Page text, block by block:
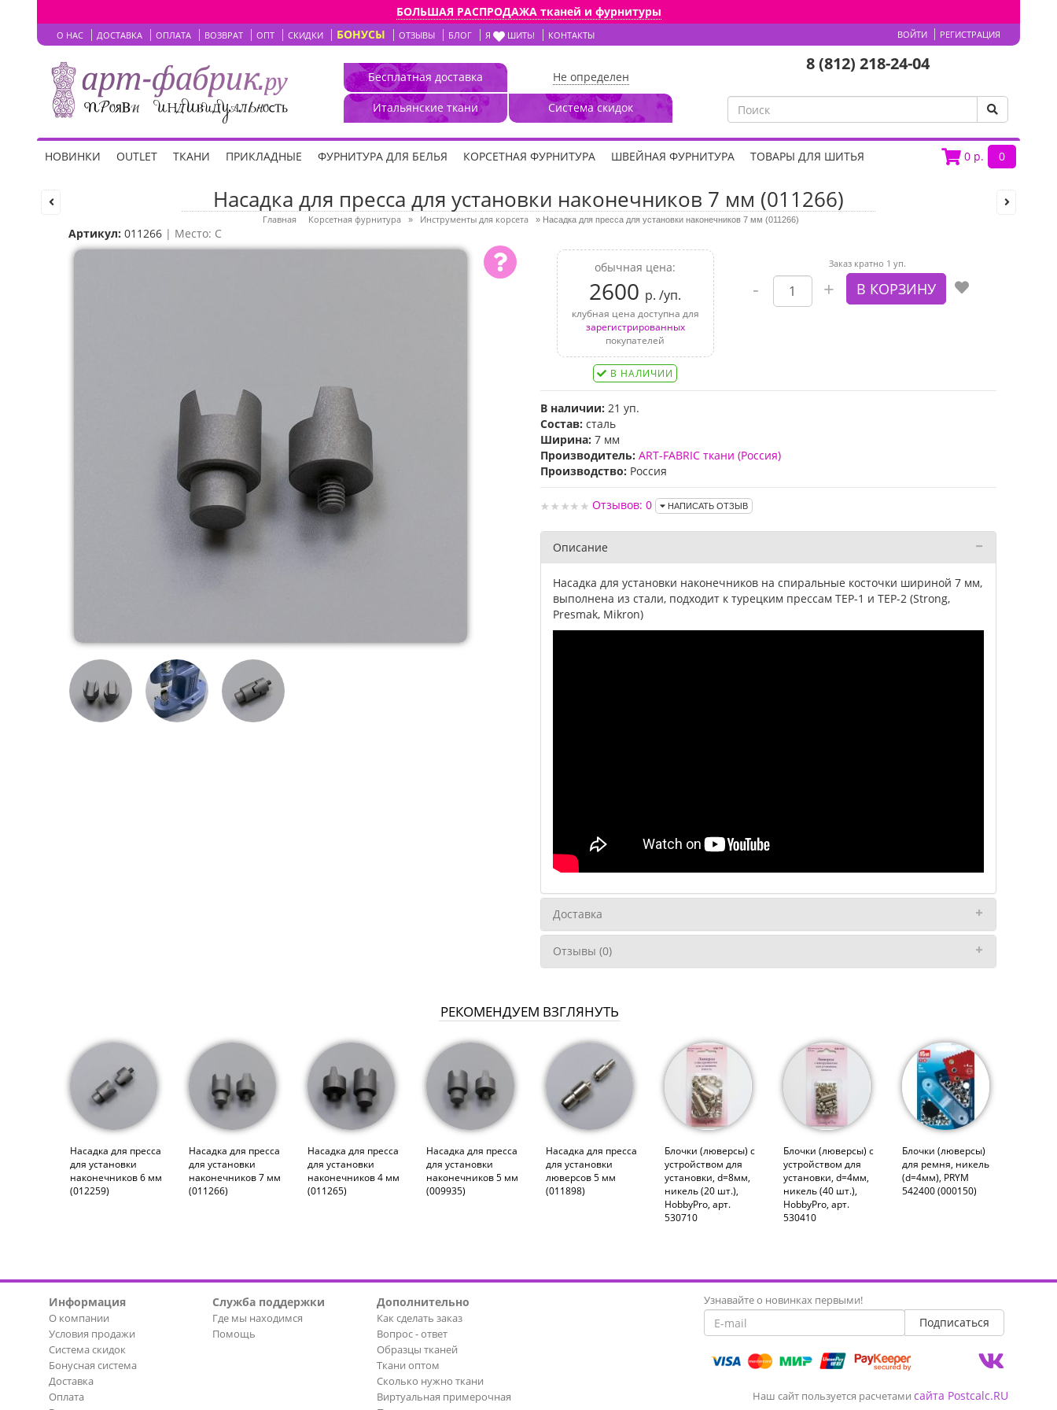
БОЛЬШАЯ РАСПРОДАЖА тканей и фурнитуры
О НАС ДОСТАВКА ОПЛАТА ВОЗВРАТ ОПТ СКИДКИ БОНУСЫ ОТЗЫВЫ БЛОГ Я ШИТЬ! КОНТАКТЫ ВОЙТИ РЕГИСТРАЦИЯ
Бесплатная доставка
Итальянские ткани
Не определен
Система скидок
8 (812) 218-24-04
0 р. 0
НОВИНКИ OUTLET ТКАНИ ПРИКЛАДНЫЕ ФУРНИТУРА ДЛЯ БЕЛЬЯ КОРСЕТНАЯ ФУРНИТУРА ШВЕЙНАЯ ФУРНИТУРА ТОВАРЫ ДЛЯ ШИТЬЯ
Насадка для пресса для установки наконечников 7 мм (011266)
Главная Корсетная фурнитура » Инструменты для корсета » Насадка для пресса для установки наконечников 7 мм (011266)
Артикул: 011266 | Место: C
обычная цена:
2600 р. /уп.
клубная цена доступна для
зарегистрированных
покупателей
В НАЛИЧИИ
Заказ кратно 1 уп.
В наличии: 21 уп.
Состав: сталь
Ширина: 7 мм
Производитель: ART-FABRIC ткани (Россия)
Производство: Россия
Отзывов: 0 НАПИСАТЬ ОТЗЫВ
Описание
Насадка для установки наконечников на спиральные косточки шириной 7 мм,
выполнена из стали, подходит к турецким прессам TEP-1 и TEP-2 (Strong,
Presmak, Mikron)
Доставка
Отзывы (0)
РЕКОМЕНДУЕМ ВЗГЛЯНУТЬ
Насадка для пресса
для установки
наконечников 6 мм
(012259)
Насадка для пресса
для установки
наконечников 7 мм
(011266)
Насадка для пресса
для установки
наконечников 4 мм
(011265)
Насадка для пресса
для установки
наконечников 5 мм
(009935)
Насадка для пресса
для установки
люверсов 5 мм
(011898)
Блочки (люверсы) с
устройством для
установки, d=8мм,
никель (20 шт.),
HobbyPro, арт.
530710
Блочки (люверсы) с
устройством для
установки, d=4мм,
никель (40 шт.),
HobbyPro, арт.
530410
Блочки (люверсы)
для ремня, никель
(d=4мм), PRYM
542400 (000150)
Информация
О компании
Условия продажи
Система скидок
Бонусная система
Доставка
Оплата
Служба поддержки
Где мы находимся
Помощь
Дополнительно
Как сделать заказ
Вопрос - ответ
Образцы тканей
Ткани оптом
Сколько нужно ткани
Виртуальная примерочная
Узнавайте о новинках первыми!
Наш сайт пользуется расчетами сайта Postcalc.RU